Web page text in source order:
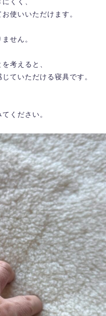
くく、
使いいただけます。
せん。
考えると、
ていただける寝具です。
ください。